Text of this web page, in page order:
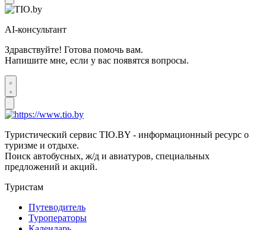
AI-консультант
Здравствуйте! Готова помочь вам.
Напишите мне, если у вас появятся вопросы.
Туристический сервис TIO.BY - информационный ресурс о
туризме и отдыхе.
Поиск автобусных, ж/д и авиатуров, специальных
предложений и акций.
Туристам
Путеводитель
Туроператоры